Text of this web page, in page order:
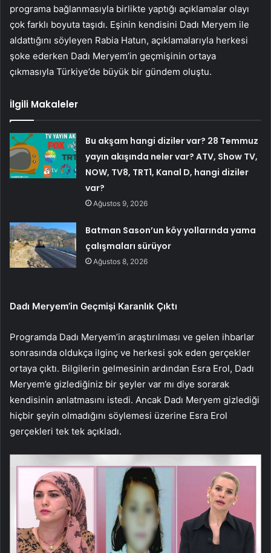
programa bağlanmasıyla birlikte yaptığı açıklamalar olayı
çok farklı boyuta taşıdı. Eşinin kendisini Dadı Meryem ile
aldattığını söyleyen Rabia Hatun, açıklamalarıyla herkesi
şoke ederken Dadı Meryem’in geçmişinin ortaya
çıkmasıyla Türkiye’de büyük bir gündem oluştu.
İlgili Makaleler
Bu akşam hangi diziler var? 28 Temmuz
yayın akışında neler var? ATV, Show TV,
NOW, TV8, TRT1, Kanal D, hangi diziler
var?
Ağustos 9, 2026
Batman Sason’un köy yollarında yama
çalışmaları sürüyor
Ağustos 8, 2026
Dadı Meryem’in Geçmişi Karanlık Çıktı
Programda Dadı Meryem’in araştırılması ve gelen ihbarlar
sonrasında oldukça ilginç ve herkesi şok eden gerçekler
ortaya çıktı. Bilgilerin gelmesinin ardından Esra Erol, Dadı
Meryem’e gizlediğiniz bir şeyler var mı diye sorarak
kendisinin anlatmasını istedi. Ancak Dadı Meryem gizlediği
hiçbir şeyin olmadığını söylemesi üzerine Esra Erol
gerçekleri tek tek açıkladı.